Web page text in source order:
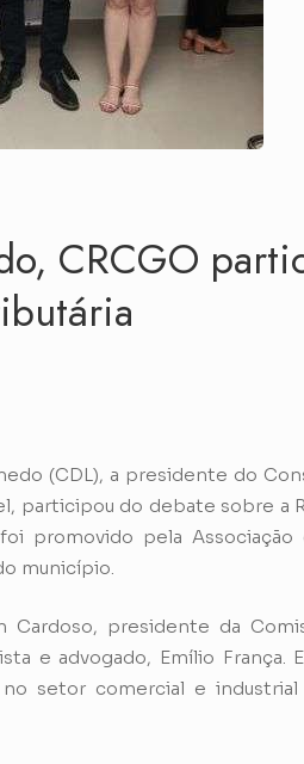
CRCGO
(CDL), a presidente do
participou do debate sobre a
promovido pela Associação
município.
Cardoso, presidente da
e advogado, Emílio França.
setor comercial e